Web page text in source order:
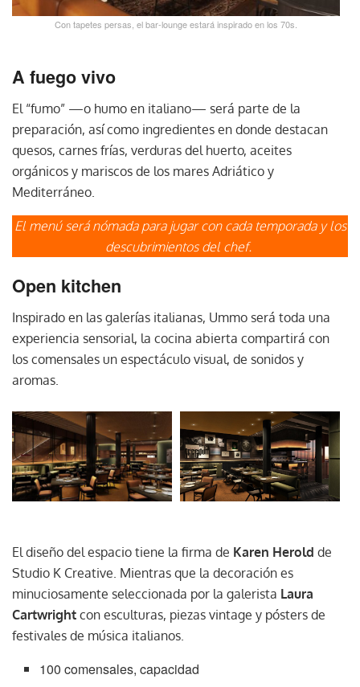
Con tapetes persas, el bar-lounge estará inspirado en los 70s.
A fuego vivo
El “fumo” —o humo en italiano— será parte de la
preparación, así como ingredientes en donde destacan
quesos, carnes frías, verduras del huerto, aceites
orgánicos y mariscos de los mares Adriático y
Mediterráneo.
El menú será nómada para jugar con cada temporada y los
descubrimientos del chef.
Open kitchen
Inspirado en las galerías italianas, Ummo será toda una
experiencia sensorial, la cocina abierta compartirá con
los comensales un espectáculo visual, de sonidos y
aromas.
El diseño del espacio tiene la firma de Karen Herold de
Studio K Creative. Mientras que la decoración es
minuciosamente seleccionada por la galerista Laura
Cartwright con esculturas, piezas vintage y pósters de
festivales de música italianos.
100 comensales, capacidad